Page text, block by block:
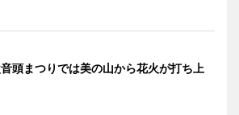
頭まつりでは美の山から花火が打ち上